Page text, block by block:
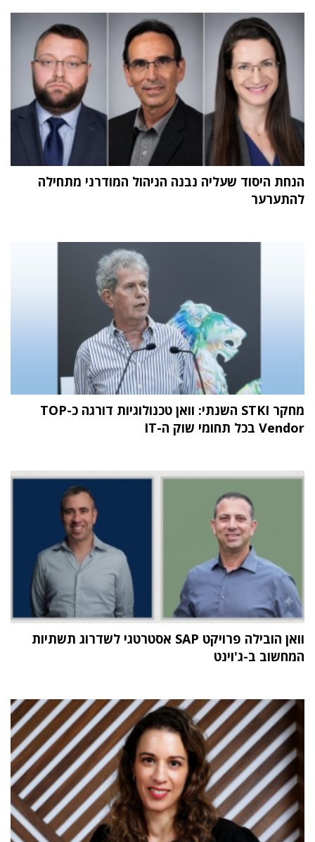
הנחת היסוד שעליה נבנה הניהול המודרני מתחילה
להתערער
מחקר STKI השנתי: וואן טכנולוגיות דורגה כ-TOP
Vendor בכל תחומי שוק ה-IT
וואן הובילה פרויקט SAP אסטרטגי לשדרוג תשתיות
המחשוב ב-ג'וינט